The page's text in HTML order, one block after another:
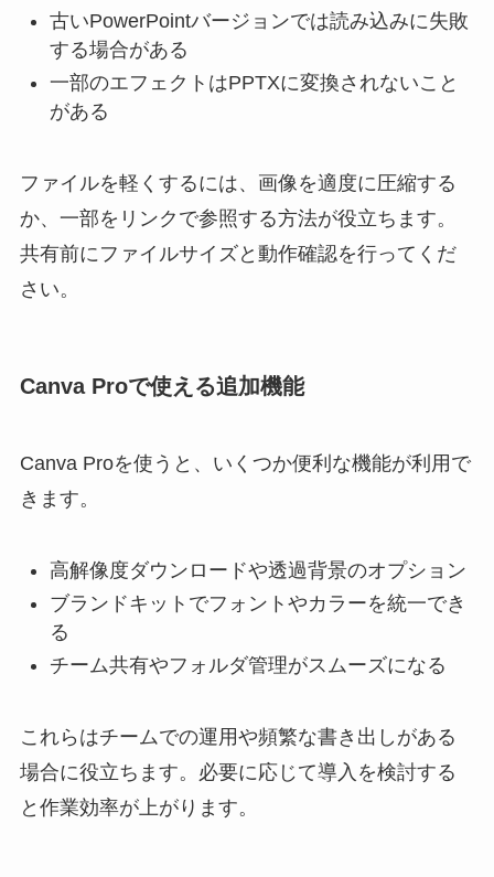
古いPowerPointバージョンでは読み込みに失敗
する場合がある
一部のエフェクトはPPTXに変換されないこと
がある
ファイルを軽くするには、画像を適度に圧縮する
か、一部をリンクで参照する方法が役立ちます。
共有前にファイルサイズと動作確認を行ってくだ
さい。
Canva Proで使える追加機能
Canva Proを使うと、いくつか便利な機能が利用で
きます。
高解像度ダウンロードや透過背景のオプション
ブランドキットでフォントやカラーを統一でき
る
チーム共有やフォルダ管理がスムーズになる
これらはチームでの運用や頻繁な書き出しがある
場合に役立ちます。必要に応じて導入を検討する
と作業効率が上がります。